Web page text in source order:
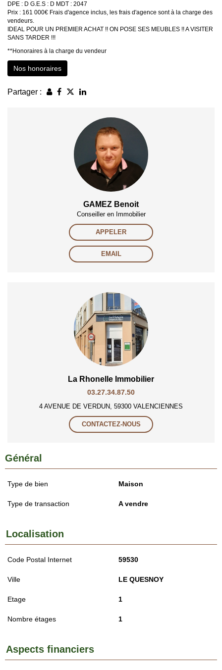
DPE : D G.E.S : D MDT : 2047
Prix : 161 000€ Frais d'agence inclus, les frais d'agence sont à la charge des
vendeurs.
IDEAL POUR UN PREMIER ACHAT !! ON POSE SES MEUBLES !! A VISITER
SANS TARDER !!!
**Honoraires à la charge du vendeur
Nos honoraires
Partager :
GAMEZ Benoit
Conseiller en Immobilier
APPELER
EMAIL
La Rhonelle Immobilier
03.27.34.87.50
4 AVENUE DE VERDUN, 59300 VALENCIENNES
CONTACTEZ-NOUS
Général
Type de bien Maison
Type de transaction A vendre
Localisation
Code Postal Internet 59530
Ville LE QUESNOY
Etage 1
Nombre étages 1
Aspects financiers